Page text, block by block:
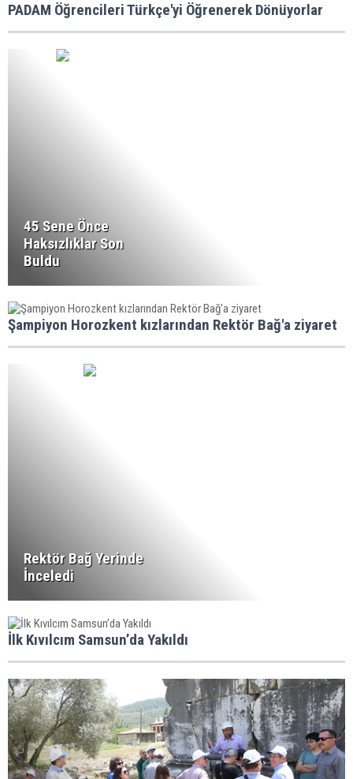
PADAM Öğrencileri Türkçe'yi Öğrenerek Dönüyorlar
45 Sene Önce
Haksızlıklar Son
Buldu
Şampiyon Horozkent kızlarından Rektör Bağ'a ziyaret
Rektör Bağ Yerinde
İnceledi
İlk Kıvılcım Samsun’da Yakıldı